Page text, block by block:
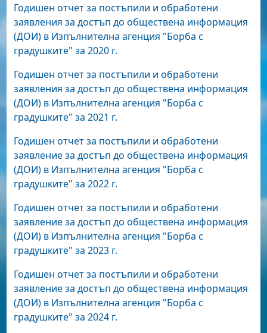
Годишен отчет за постъпили и обработени
заявления за достъп до обществена информация
(ДОИ) в Изпълнителна агенция "Борба с
градушките" за 2020 г.
Годишен отчет за постъпили и обработени
заявления за достъп до обществена информация
(ДОИ) в Изпълнителна агенция "Борба с
градушките" за 2021 г.
Годишен отчет за постъпили и обработени
заявление за достъп до обществена информация
(ДОИ) в Изпълнителна агенция "Борба с
градушките" за 2022 г.
Годишен отчет за постъпили и обработени
заявление за достъп до обществена информация
(ДОИ) в Изпълнителна агенция "Борба с
градушките" за 2023 г.
Годишен отчет за постъпили и обработени
заявление за достъп до обществена информация
(ДОИ) в Изпълнителна агенция "Борба с
градушките" за 2024 г.